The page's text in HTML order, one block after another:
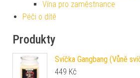
Vína pro zaměstnance
Péči o dítě
Produkty
Svíčka Gangbang (Vůně
449 Kč